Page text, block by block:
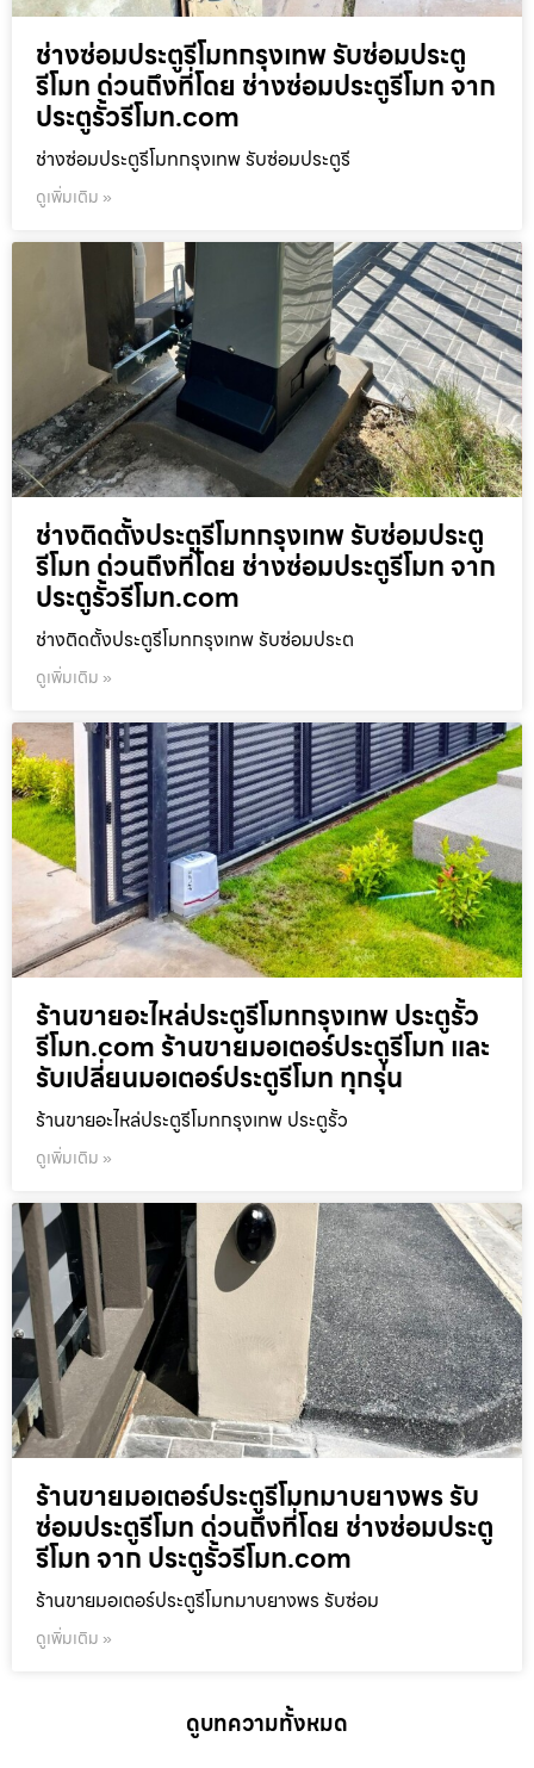
ช่างซ่อมประตูรีโมทกรุงเทพ รับซ่อมประตู
รีโมท ด่วนถึงที่โดย ช่างซ่อมประตูรีโมท จาก
ประตูรั้วรีโมท.com
ช่างซ่อมประตูรีโมทกรุงเทพ รับซ่อมประตูรี
ดูเพิ่มเติม »
ช่างติดตั้งประตูรีโมทกรุงเทพ รับซ่อมประตู
รีโมท ด่วนถึงที่โดย ช่างซ่อมประตูรีโมท จาก
ประตูรั้วรีโมท.com
ช่างติดตั้งประตูรีโมทกรุงเทพ รับซ่อมประต
ดูเพิ่มเติม »
ร้านขายอะไหล่ประตูรีโมทกรุงเทพ ประตูรั้ว
รีโมท.com ร้านขายมอเตอร์ประตูรีโมท และ
รับเปลี่ยนมอเตอร์ประตูรีโมท ทุกรุ่น
ร้านขายอะไหล่ประตูรีโมทกรุงเทพ ประตูรั้ว
ดูเพิ่มเติม »
ร้านขายมอเตอร์ประตูรีโมทมาบยางพร รับ
ซ่อมประตูรีโมท ด่วนถึงที่โดย ช่างซ่อมประตู
รีโมท จาก ประตูรั้วรีโมท.com
ร้านขายมอเตอร์ประตูรีโมทมาบยางพร รับซ่อม
ดูเพิ่มเติม »
ดูบทความทั้งหมด